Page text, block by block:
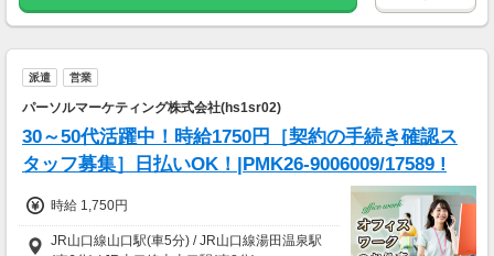
派遣 営業
パーソルマーケティング株式会社(hs1sr02)
30～50代活躍中！時給1750円［契約の手続き確認ス
タッフ募集］日払いOK！|PMK26-9006009/17589 !
時給 1,750円
JR山口線山口駅(車5分) / JR山口線湯田温泉駅